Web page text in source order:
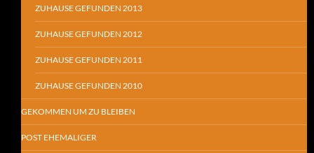
ZUHAUSE GEFUNDEN 2013
ZUHAUSE GEFUNDEN 2012
ZUHAUSE GEFUNDEN 2011
ZUHAUSE GEFUNDEN 2010
GEKOMMEN UM ZU BLEIBEN
POST EHEMALIGER